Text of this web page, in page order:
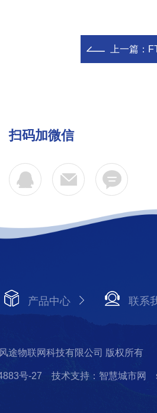
上一篇：
扫码加微信
产品中心 联系
途物联网科技有限公司 版权所有
号-27 技术支持：智慧城市网